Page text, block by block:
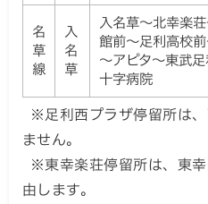
名
草
線
入
名
草
入名草～北幸楽
館前～足利高校
～アピタ～東武
十字病院
※足利西プラザ停留所は
ません。
※東幸楽荘停留所は、東
由します。